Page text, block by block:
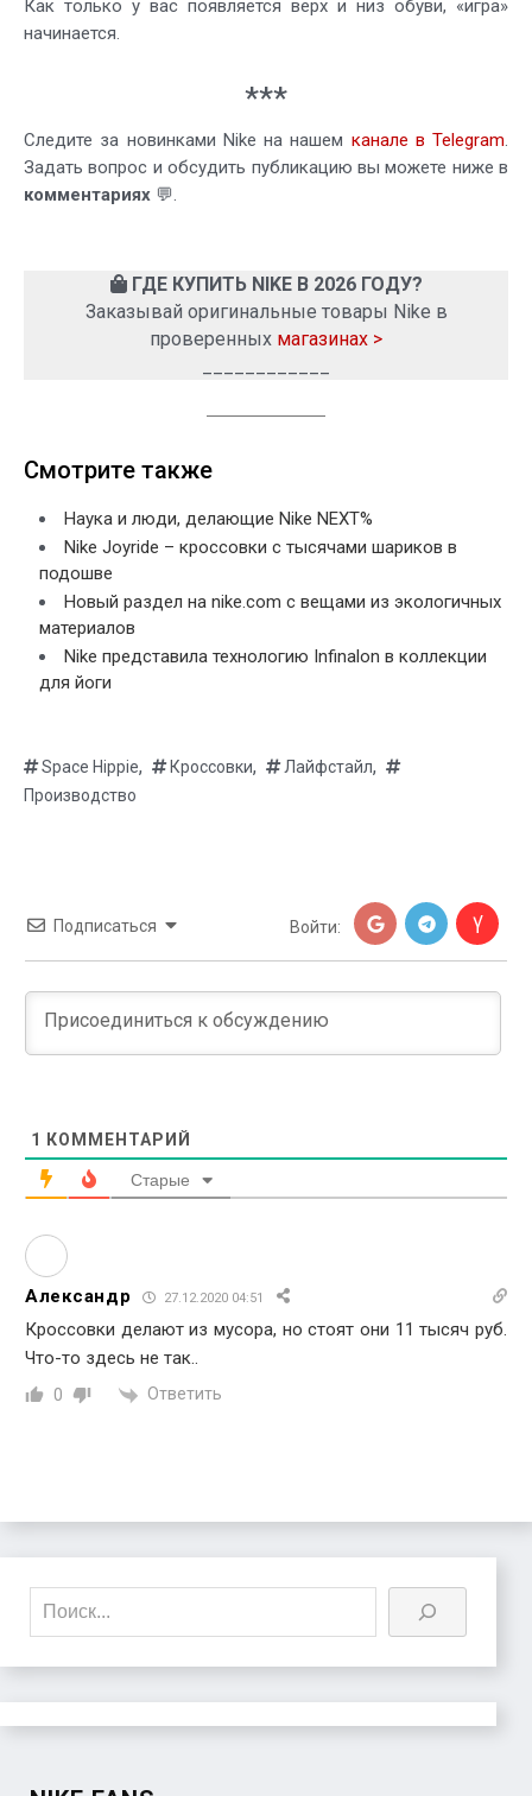
Как только у вас появляется верх и низ обуви, «игра»
начинается.
***
Следите за новинками Nike на нашем канале в Telegram.
Задать вопрос и обсудить публикацию вы можете ниже в
комментариях 💬.
ГДЕ КУПИТЬ NIKE В 2026 ГОДУ?
Заказывай оригинальные товары Nike в
проверенных магазинах >
Смотрите также
Наука и люди, делающие Nike NEXT%
Nike Joyride – кроссовки с тысячами шариков в
подошве
Новый раздел на nike.com c вещами из экологичных
материалов
Nike представила технологию Infinalon в коллекции
для йоги
Space Hippie, Кроссовки, Лайфстайл,
Производство
Подписаться Войти:
1 КОММЕНТАРИЙ
Старые
Александр 27.12.2020 04:51
Кроссовки делают из мусора, но стоят они 11 тысяч руб.
Что-то здесь не так..
0 Ответить
Поиск